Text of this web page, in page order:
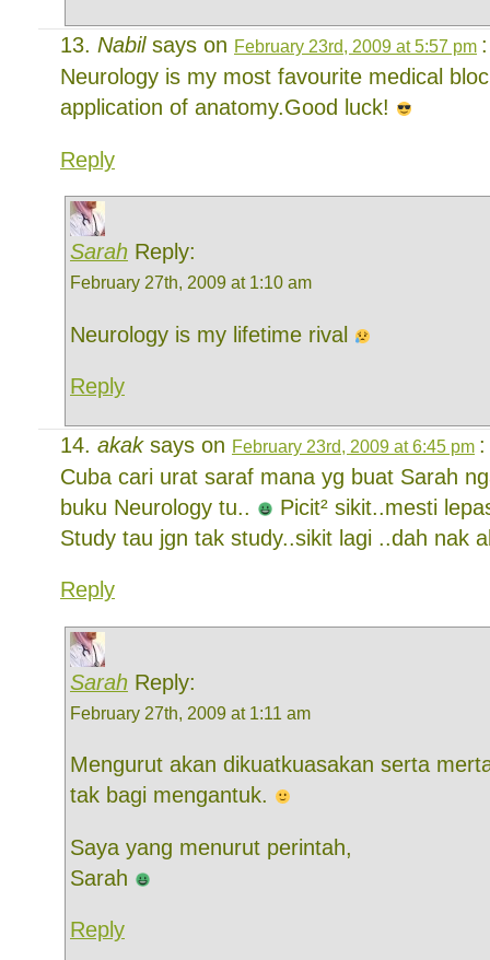
Nabilsays on February 23rd, 2009 at 5:57 pm :
Neurology is my most favourite medical
application of anatomy.Good luck!
Reply
Sarah Reply:
February 27th, 2009 at 1:10 am
Neurology is my lifetime rival
Reply
akaksays on February 23rd, 2009 at 6:45 pm :
Cuba cari urat saraf mana yg buat Sarah
buku Neurology tu..
Picit² sikit..mesti
Study tau jgn tak study..sikit lagi ..dah nak
Reply
Sarah Reply:
February 27th, 2009 at 1:11 am
Mengurut akan dikuatkuasakan serta
tak bagi mengantuk.
Saya yang menurut perintah,
Sarah
Reply